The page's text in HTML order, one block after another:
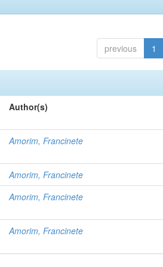
previous 1
Author(s)
Amorim, Francinete
Amorim, Francinete
Amorim, Francinete
Amorim, Francinete